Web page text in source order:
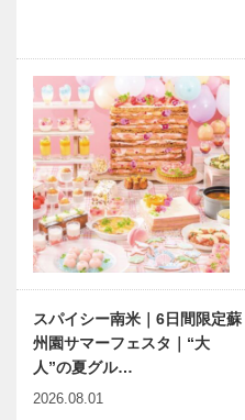
スパイシー南米｜6日間限定蘇
州園サマーフェスタ｜“大
人”の夏グル…
2026.08.01